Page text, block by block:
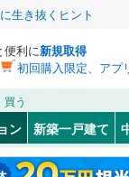
生き抜くヒント
便利に新規取得
初回購入限定、アプ
買う
ン 新築一戸建て
岩手
)
ン（宇都宮～逗子）
ノベーション
ョン・リフォーム
この検索条件の新